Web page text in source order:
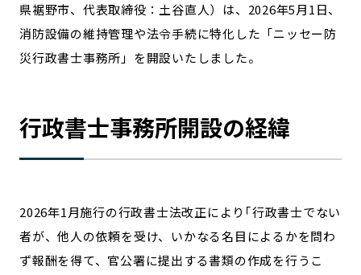
宮崎エリア
鹿児島エリア
沖縄エリア
特集コンテンツ
地域を代表する 企業100選
プレスリリース
行政連携記事
Localist
SDGsの先駆者
イベント
飲食店
地域豆知識
ニッポンの百選大全集
県裾野市、代表取締役：土谷直人）は、2026年5月1日、
消防設備の維持管理や法令手続に特化した「ニッセー防
災行政書士事務所」を開設いたしました。
行政書士事務所開設の経緯
2026年1月施行の行政書士法改正により｢行政書士でない
者が、他人の依頼を受け、いかなる名目によるかを問わ
ず報酬を得て、官公署に提出する書類の作成を行うこ